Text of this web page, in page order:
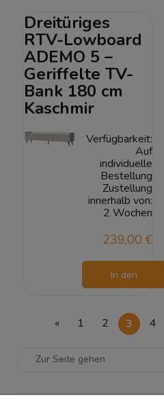
Dreitüriges
RTV-Lowboard
ADEMO 5 –
Geriffelte TV-
Bank 180 cm
Kaschmir
Verfügbarkeit:
Auf
individuelle
Bestellung
Zustellung
innerhalb von:
2 Wochen
239,00 €
In den
« 1 2 3 4